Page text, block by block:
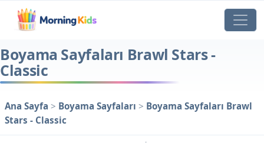
Boyama Sayfaları Brawl Stars -
Classic
Ana Sayfa > Boyama Sayfaları > Boyama Sayfaları Brawl
Stars - Classic